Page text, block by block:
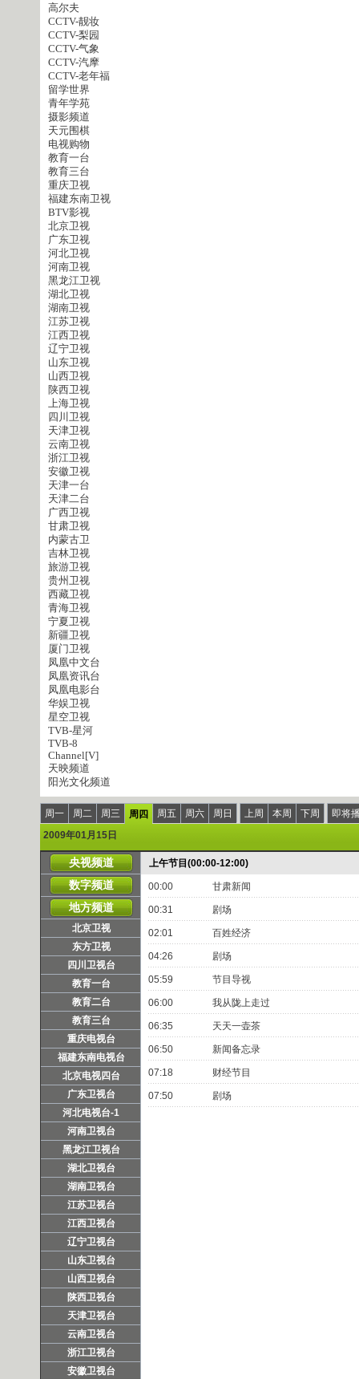
高尔夫
CCTV-靓妆
CCTV-梨园
CCTV-气象
CCTV-汽摩
CCTV-老年福
留学世界
青年学苑
摄影频道
天元围棋
电视购物
教育一台
教育三台
重庆卫视
福建东南卫视
BTV影视
北京卫视
广东卫视
河北卫视
河南卫视
黑龙江卫视
湖北卫视
湖南卫视
江苏卫视
江西卫视
辽宁卫视
山东卫视
山西卫视
陕西卫视
上海卫视
四川卫视
天津卫视
云南卫视
浙江卫视
安徽卫视
天津一台
天津二台
广西卫视
甘肃卫视
内蒙古卫
吉林卫视
旅游卫视
贵州卫视
西藏卫视
青海卫视
宁夏卫视
新疆卫视
厦门卫视
凤凰中文台
凤凰资讯台
凤凰电影台
华娱卫视
星空卫视
TVB-星河
TVB-8
Channel[V]
天映频道
阳光文化频道
周一 周二 周三 周四 周五 周六 周日 上周 本周 下周
即将
2009年01月15日
央视频道
数字频道
地方频道
北京卫视
东方卫视
四川卫视台
教育一台
教育二台
教育三台
重庆电视台
福建东南电视台
北京电视四台
广东卫视台
河北电视台-1
河南卫视台
黑龙江卫视台
湖北卫视台
湖南卫视台
江苏卫视台
江西卫视台
辽宁卫视台
山东卫视台
山西卫视台
陕西卫视台
天津卫视台
云南卫视台
浙江卫视台
安徽卫视台
上午节目(00:00-12:00)
00:00 甘肃新闻
00:31 剧场
02:01 百姓经济
04:26 剧场
05:59 节目导视
06:00 我从陇上走过
06:35 天天一壶茶
06:50 新闻备忘录
07:18 财经节目
07:50 剧场